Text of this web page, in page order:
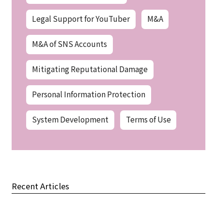
Legal Support for YouTuber M&A
M&A of SNS Accounts
Mitigating Reputational Damage
Personal Information Protection
System Development Terms of Use
Recent Articles